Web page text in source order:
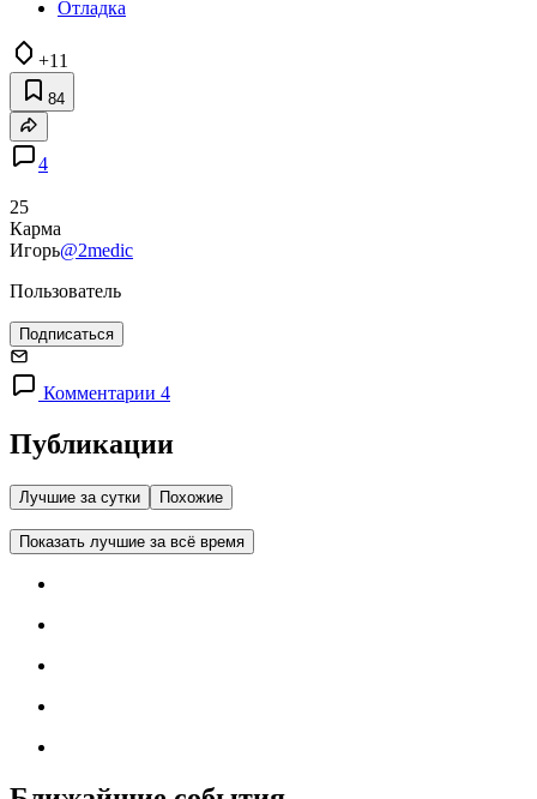
Отладка
+11
84
4
25
Карма
Игорь@2medic
Пользователь
Подписаться
Комментарии 4
Публикации
Лучшие за сутки Похожие
Показать лучшие за всё время